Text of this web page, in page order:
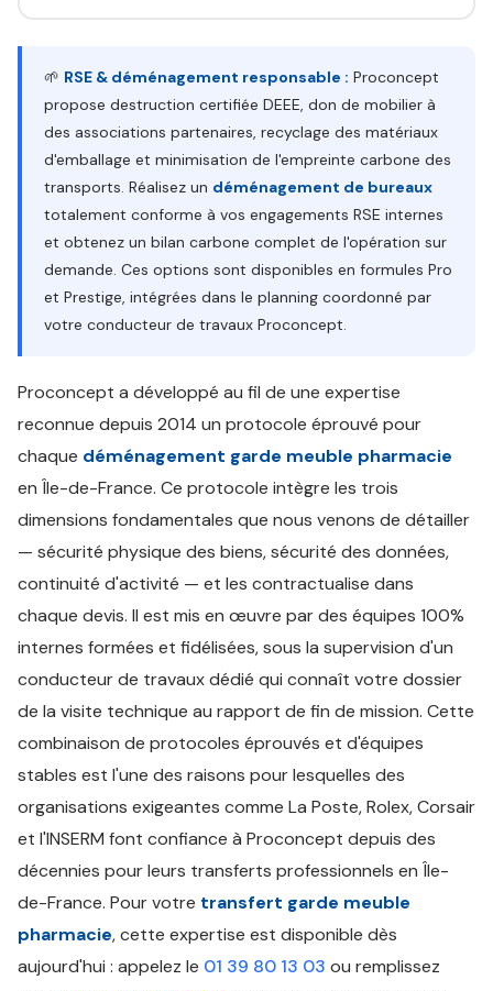
🌱 RSE & déménagement responsable : Proconcept
propose destruction certifiée DEEE, don de mobilier à
des associations partenaires, recyclage des matériaux
d'emballage et minimisation de l'empreinte carbone des
transports. Réalisez un déménagement de bureaux
totalement conforme à vos engagements RSE internes
et obtenez un bilan carbone complet de l'opération sur
demande. Ces options sont disponibles en formules Pro
et Prestige, intégrées dans le planning coordonné par
votre conducteur de travaux Proconcept.
Proconcept a développé au fil de une expertise
reconnue depuis 2014 un protocole éprouvé pour
chaque déménagement garde meuble pharmacie
en Île-de-France. Ce protocole intègre les trois
dimensions fondamentales que nous venons de détailler
— sécurité physique des biens, sécurité des données,
continuité d'activité — et les contractualise dans
chaque devis. Il est mis en œuvre par des équipes 100%
internes formées et fidélisées, sous la supervision d'un
conducteur de travaux dédié qui connaît votre dossier
de la visite technique au rapport de fin de mission. Cette
combinaison de protocoles éprouvés et d'équipes
stables est l'une des raisons pour lesquelles des
organisations exigeantes comme La Poste, Rolex, Corsair
et l'INSERM font confiance à Proconcept depuis des
décennies pour leurs transferts professionnels en Île-
de-France. Pour votre transfert garde meuble
pharmacie, cette expertise est disponible dès
aujourd'hui : appelez le 01 39 80 13 03 ou remplissez